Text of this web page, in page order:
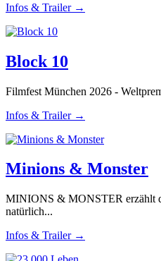
Infos & Trailer →
Block 10
Filmfest München 2026 -
Infos & Trailer →
Minions & Monster
MINIONS & MONSTER erzählt
natürlich...
Infos & Trailer →